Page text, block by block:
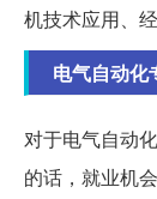
机技术应用、
电气自动化
对于电气自动
的话，就业机